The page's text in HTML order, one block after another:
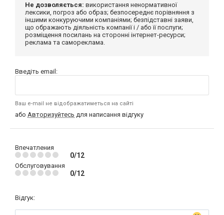
Не дозволяється: використання ненормативної
лексики, погроз або образ; безпосереднє порівняння з
іншими конкуруючими компаніями; безпідставні заяви,
що ображають діяльність компанії і / або її послуги;
розміщення посилань на сторонні інтернет-ресурси;
реклама та самореклама.
Введіть email:
Ваш e-mail не відображатиметься на сайті
або Авторизуйтесь для написання відгуку
Впечатления
0/12
Обслуговування
0/12
Відгук: